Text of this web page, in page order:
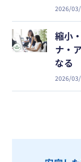
2026/
縮小
ナ・
なる
2026/